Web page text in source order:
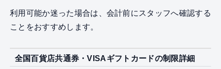
利用可能か迷った場合は、会計前にスタッフへ確認する
ことをおすすめします。
全国百貨店共通券・VISAギフトカードの制限詳細